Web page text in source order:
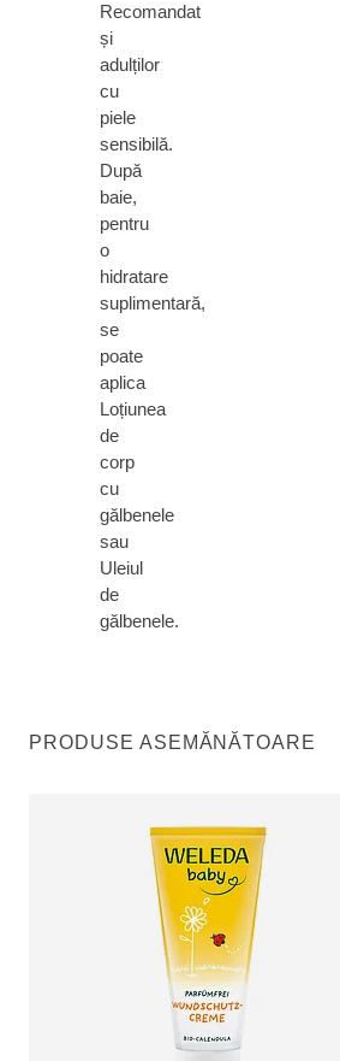
Recomandat
și
adulților
cu
piele
sensibilă.
După
baie,
pentru
o
hidratare
suplimentară,
se
poate
aplica
Loțiunea
de
corp
cu
gălbenele
sau
Uleiul
de
gălbenele.
PRODUSE ASEMĂNĂTOARE